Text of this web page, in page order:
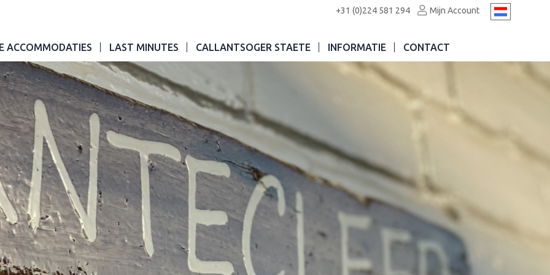
+31 (0)224 581 294 Mijn Account
ACCOMMODATIES LAST MINUTES CALLANTSOGER STAETE INFORMATIE CONTACT